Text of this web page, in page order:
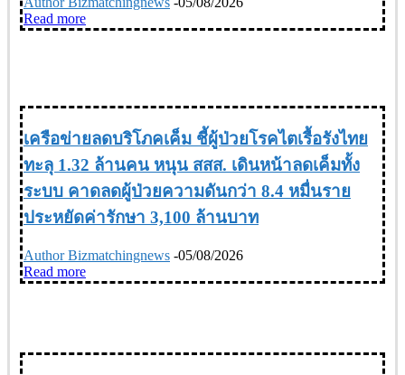
Read more
เครือข่ายลดบริโภคเค็ม ชี้ผู้ป่วยโรคไตเรื้อรังไทย
ทะลุ 1.32 ล้านคน หนุน สสส. เดินหน้าลดเค็มทั้ง
ระบบ คาดลดผู้ป่วยความดันกว่า 8.4 หมื่นราย
ประหยัดค่ารักษา 3,100 ล้านบาท
Author Bizmatchingnews -05/08/2026
Read more